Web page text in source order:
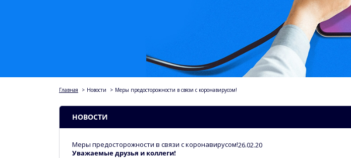
Главная > Новости > Меры предосторожности в связи с коронавирусом!
НОВОСТИ
Меры предосторожности в связи с коронавирусом!26.02.20
Уважаемые друзья и коллеги!